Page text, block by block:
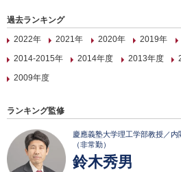
過去ランキング
2022年
2021年 2020年 2019年
2014-2015年
2014年度 2013年度
2009年度
ランキング監修
慶應義塾大学理工学部教授／
（非常勤）
鈴木秀男